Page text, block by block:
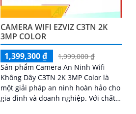
CAMERA WIFI EZVIZ C3TN 2K
3MP COLOR
1,399,300 ₫
1,999,000 ₫
Sản phẩm Camera An Ninh Wifi
Không Dây C3TN 2K 3MP Color là
một giải pháp an ninh hoàn hảo cho
gia đình và doanh nghiệp. Với chất